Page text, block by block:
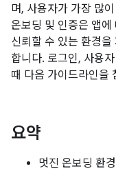
며, 사용자가 가장 많
온보딩 및 인증은 앱
신뢰할 수 있는 환경
합니다. 로그인, 사용
때 다음 가이드라인을
요약
멋진 온보딩 환